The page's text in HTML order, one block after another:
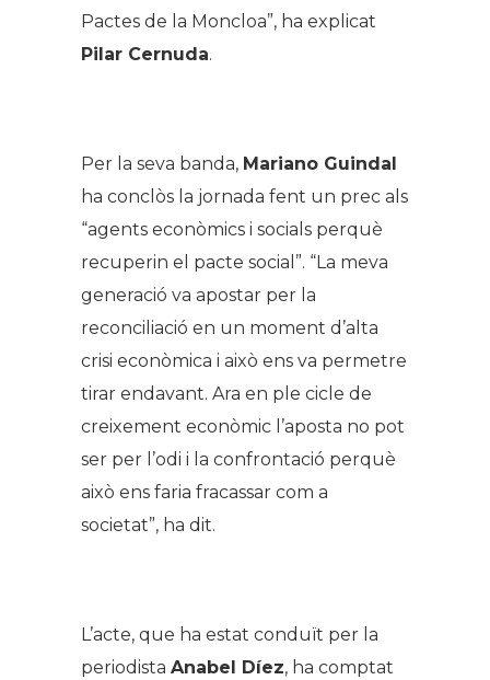
Pactes de la Moncloa”, ha explicat
Pilar Cernuda.
Per la seva banda, Mariano Guindal
ha conclòs la jornada fent un prec als
“agents econòmics i socials perquè
recuperin el pacte social”. “La meva
generació va apostar per la
reconciliació en un moment d’alta
crisi econòmica i això ens va permetre
tirar endavant. Ara en ple cicle de
creixement econòmic l’aposta no pot
ser per l’odi i la confrontació perquè
això ens faria fracassar com a
societat”, ha dit.
L’acte, que ha estat conduït per la
periodista Anabel Díez, ha comptat